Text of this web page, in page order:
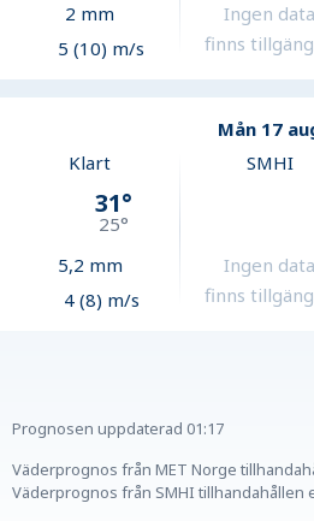
2 mm
5 (10) m/s
Ingen data
finns
Mån 17
Klart
31°
25°
5,2 mm
4 (8) m/s
SMHI
Ingen data
finns
Prognosen uppdaterad 01:17
Väderprognos från MET Norge
Väderprognos från SMHI tillhandahållen